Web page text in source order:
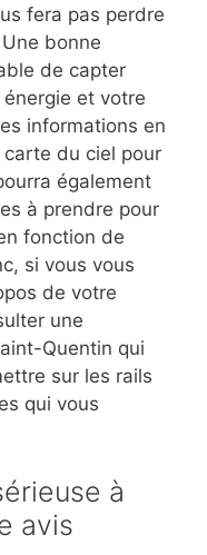
fera pas perdre
bonne
de capter
et votre
informations en
du ciel pour
également
à prendre pour
fonction de
si vous vous
de votre
une
Quentin qui
sur les rails
qui vous
à
avis